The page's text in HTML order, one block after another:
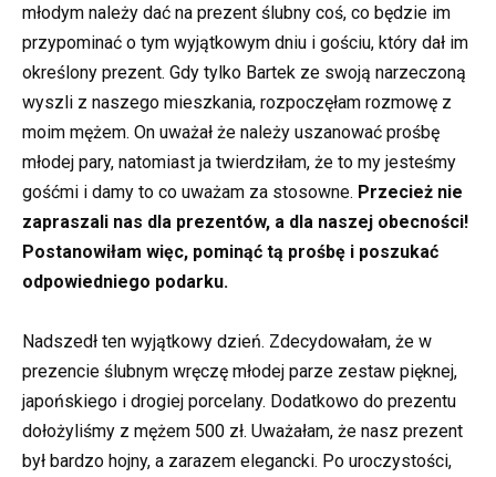
młodym należy dać na prezent ślubny coś, co będzie im
przypominać o tym wyjątkowym dniu i gościu, który dał im
określony prezent. Gdy tylko Bartek ze swoją narzeczoną
wyszli z naszego mieszkania, rozpoczęłam rozmowę z
moim mężem. On uważał że należy uszanować prośbę
młodej pary, natomiast ja twierdziłam, że to my jesteśmy
gośćmi i damy to co uważam za stosowne. Przecież nie
zapraszali nas dla prezentów, a dla naszej obecności!
Postanowiłam więc, pominąć tą prośbę i poszukać
odpowiedniego podarku.
Nadszedł ten wyjątkowy dzień. Zdecydowałam, że w
prezencie ślubnym wręczę młodej parze zestaw pięknej,
japońskiego i drogiej porcelany. Dodatkowo do prezentu
dołożyliśmy z mężem 500 zł. Uważałam, że nasz prezent
był bardzo hojny, a zarazem elegancki. Po uroczystości,